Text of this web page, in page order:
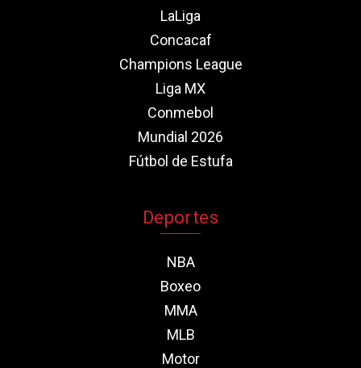
LaLiga
Concacaf
Champions League
Liga MX
Conmebol
Mundial 2026
Fútbol de Estufa
Deportes
NBA
Boxeo
MMA
MLB
Motor